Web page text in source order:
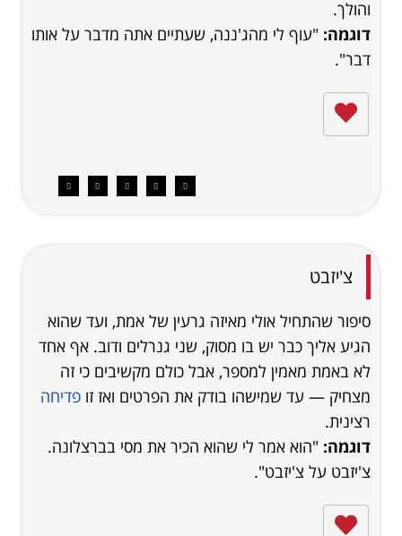
והולך.
דוגמה: "עוף לי מהג'ננה, שעתיים אתה מדבר על אותו
דבר".
צ'יזבט
סיפור שהתחיל אולי מאיזה גרעין של אמת, ועד שהוא
הגיע אליך כבר יש בו מסוק, שני גנרלים ודוב. אף אחד
לא באמת מאמין למספר, אבל כולם מקשיבים כי זה
מצחיק — עד שמישהו בודק את הפרטים ואז זו פדיחה
רצינית.
דוגמה: "הוא אמר לי שהוא הכיר את מסי בברצלונה.
צ'יזבט על צ'יזבט".